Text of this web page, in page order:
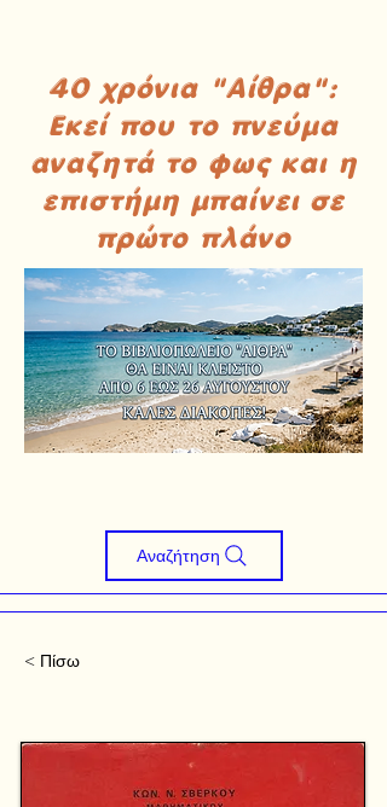
40 χρόνια "Αίθρα":
Εκεί που το πνεύμα
αναζητά το φως και η
επιστήμη μπαίνει σε
πρώτο πλάνο
Αναζήτηση
< Πίσω